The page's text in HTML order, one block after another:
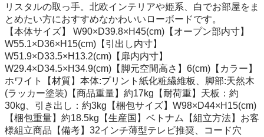
リスタルの取っ手。北欧インテリアや姫系、白でお部屋をま
とめたい方におすすめなかわいいローボードです。
【本体サイズ】 W90×D39.8×H45(cm)【オープン部内寸】
W55.1×D36×H15(cm)【引出し内寸】
W51.9×D33.5×H13.2(cm)【扉内内寸】
W29.4×D34.5×H34.9(cm)【脚元空間高さ】6(cm)【カラー】
ホワイト【材質】本体:プリント紙化粧繊維板、脚部:天然木
(ラッカー塗装)【商品重量】約17kg【耐荷重】天板：約
30kg、引き出し：約3kg【梱包サイズ】W98×D44×H15(cm)
【梱包重量】約18.5kg【生産国】ベトナム【組立方法】お客
様組立商品【備考】32インチ薄型テレビ推奨、コード穴